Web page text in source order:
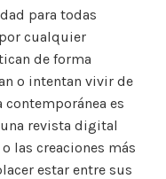
ai
l
gr
a
m
at
s
A
p
p
ar
ti
r
para todas
cualquier
de forma
o intentan vivir de
es
revista digital
las creaciones más
estar entre sus